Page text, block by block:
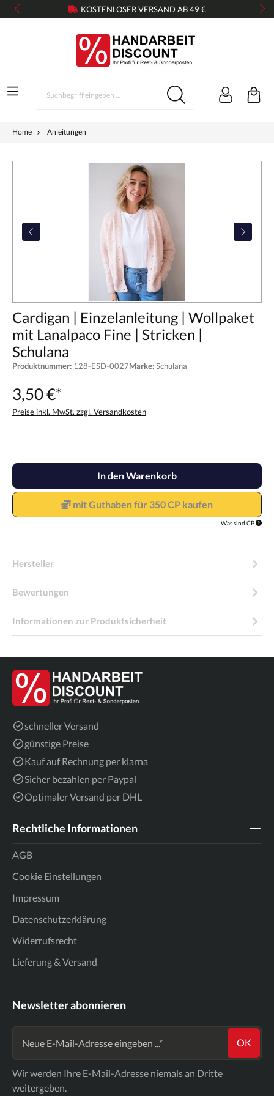
KOSTENLOSER VERSAND AB 49 €
Home Anleitungen
Cardigan | Einzelanleitung | Wollpaket
mit Lanalpaco Fine | Stricken |
Schulana
Produktnummer: 128-ESD-0027Marke:Schulana
3,50 €*
Preise inkl. MwSt. zzgl. Versandkosten
In den Warenkorb
mit Guthaben für 350 CP kaufen
Was sind CP
Hersteller
Bewertungen
Informationen zur Produktsicherheit
schneller Versand
günstige Preise
Kauf auf Rechnung per klarna
Sicher bezahlen per Paypal
Optimaler Versand per DHL
Rechtliche Informationen
AGB
Cookie Einstellungen
Impressum
Datenschutzerklärung
Widerrufsrecht
Lieferung & Versand
Newsletter abonnieren
OK
Wir werden Ihre E-Mail-Adresse niemals an Dritte
weitergeben.